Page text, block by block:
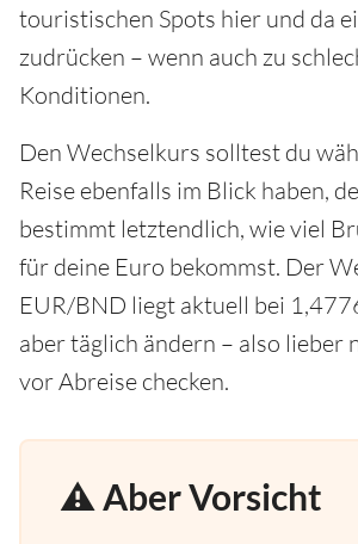
touristischen Spots hier und da
zudrücken – wenn auch zu
Konditionen.
Den Wechselkurs solltest du
Reise ebenfalls im Blick haben,
bestimmt letztendlich, wie viel
für deine Euro bekommst. Der
EUR/BND liegt aktuell bei
aber täglich ändern – also lieber
vor Abreise checken.
⚠️ Aber Vorsicht